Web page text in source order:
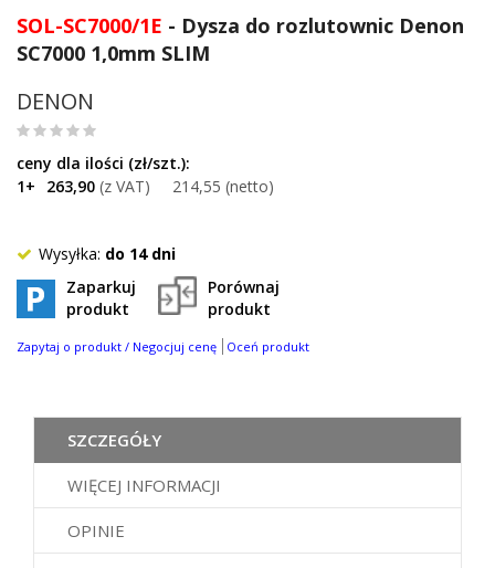
SOL-SC7000/1E - Dysza do rozlutownic Denon
SC7000 1,0mm SLIM
DENON
of
100
1+ 263,90 214,55
Wysyłka: do 14 dni
Zaparkuj
produkt
Porównaj
produkt
Zapytaj o produkt / Negocjuj cenę Oceń produkt
SZCZEGÓŁY
WIĘCEJ INFORMACJI
OPINIE